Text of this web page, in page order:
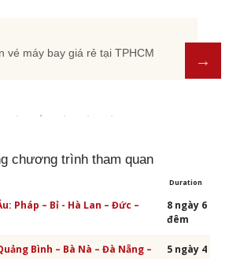
vé máy bay giá rẻ tại TPHCM
chương trình tham quan
Duration
Pháp – Bỉ - Hà Lan – Đức –
8 ngày 6
đêm
Bình – Bà Nà – Đà Nẵng –
5 ngày 4